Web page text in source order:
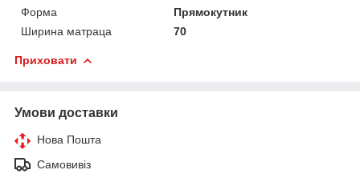
Форма
Прямокутник
Ширина матраца
70
Приховати
Умови доставки
Нова Пошта
Самовивіз